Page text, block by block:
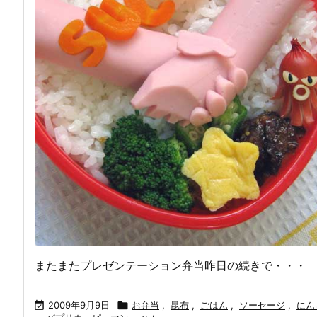
またまたプレゼンテーション弁当昨日の続きで・・・
 2009年9月9日  お弁当 , 昆布 , ごはん , ソーセージ ,
に